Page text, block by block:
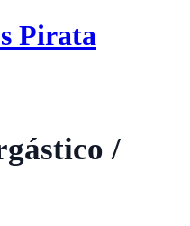
Pirata
/